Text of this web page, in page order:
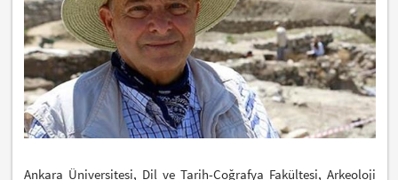
Ankara Üniversitesi, Dil ve Tarih-Coğrafya Fakültesi, Arkeoloji